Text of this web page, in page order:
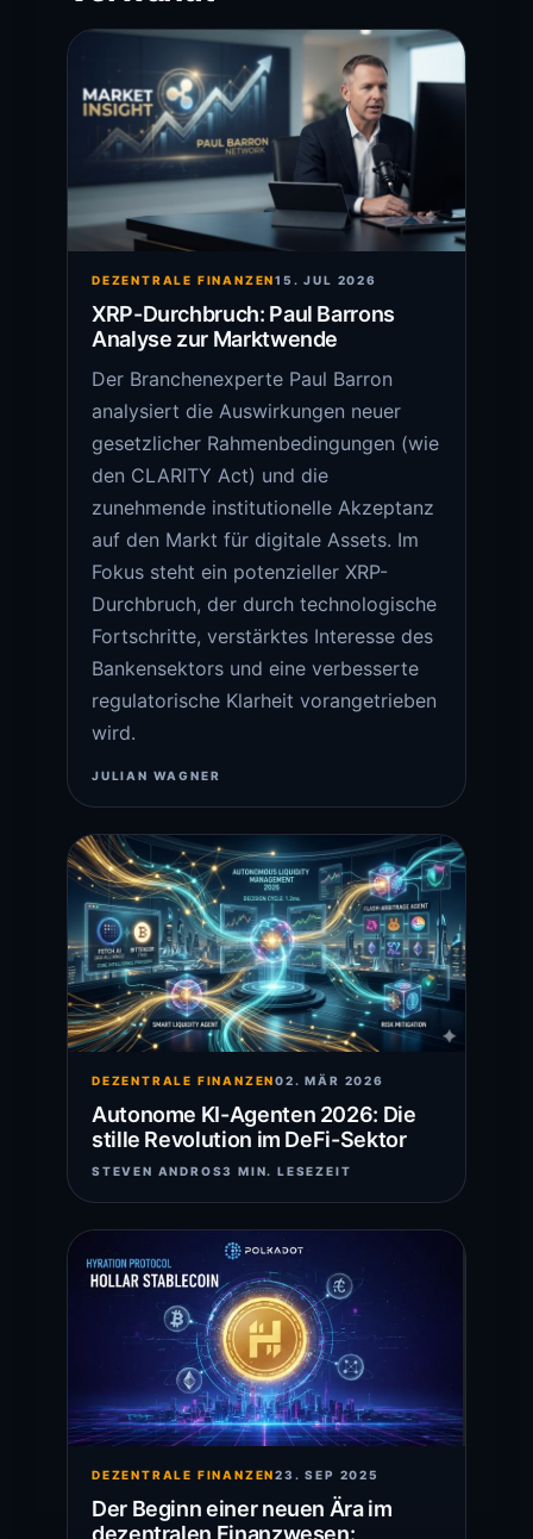
DEZENTRALE FINANZEN15. JUL 2026
XRP-Durchbruch: Paul Barrons
Analyse zur Marktwende
Der Branchenexperte Paul Barron
analysiert die Auswirkungen neuer
gesetzlicher Rahmenbedingungen (wie
den CLARITY Act) und die
zunehmende institutionelle Akzeptanz
auf den Markt für digitale Assets. Im
Fokus steht ein potenzieller XRP-
Durchbruch, der durch technologische
Fortschritte, verstärktes Interesse des
Bankensektors und eine verbesserte
regulatorische Klarheit vorangetrieben
wird.
JULIAN WAGNER
DEZENTRALE FINANZEN02. MÄR 2026
Autonome KI-Agenten 2026: Die
stille Revolution im DeFi-Sektor
STEVEN ANDROS3 MIN. LESEZEIT
DEZENTRALE FINANZEN23. SEP 2025
Der Beginn einer neuen Ära im